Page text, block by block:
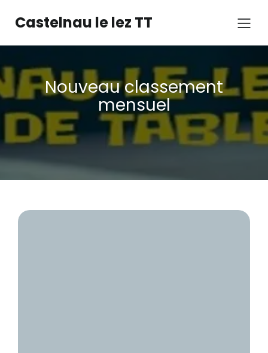
Castelnau le lez TT
Nouveau classement
mensuel